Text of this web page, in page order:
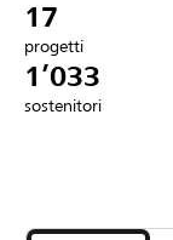
Collegarsi
DE FR IT
17
progetti
1’033
sostenitori
i